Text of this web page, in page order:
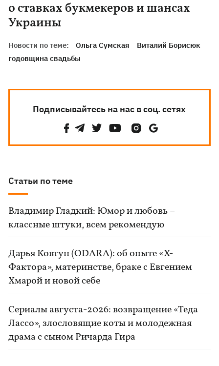
о ставках букмекеров и шансах
Украины
Новости по теме: Ольга Сумская
Виталий Борисюк
годовщина свадьбы
Подписывайтесь на нас в соц. сетях
Статьи по теме
Владимир Гладкий: Юмор и любовь –
классные штуки, всем рекомендую
Дарья Ковтун (ODARA): об опыте «Х-
Фактора», материнстве, браке с Евгением
Хмарой и новой себе
Сериалы августа-2026: возвращение «Теда
Лассо», злословящие коты и молодежная
драма с сыном Ричарда Гира